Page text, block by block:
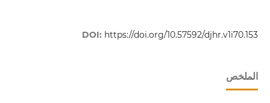
DOI: https://doi.org/10.57592/djhr.v1i70.153
الملخص